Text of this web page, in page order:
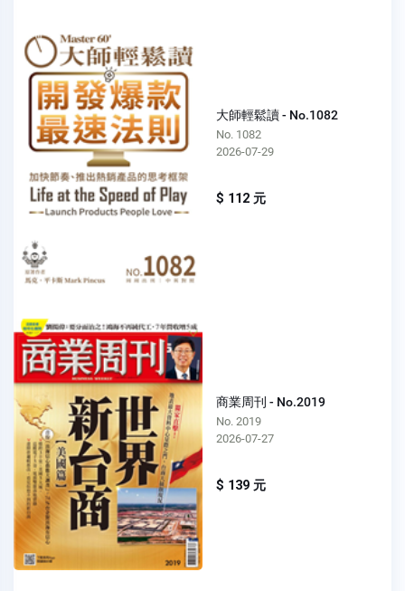
大師輕鬆讀 - No.1082
No. 1082
2026-07-29
$ 112 元
商業周刊 - No.2019
No. 2019
2026-07-27
$ 139 元